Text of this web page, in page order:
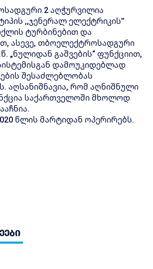
2 აღჭურვილია
,,ჯენერალ ელექტრიკის’’
ტურბინებით და
ასევე, თბოელექტროსადგური
„ნულიდან გაშვების“ ფუნქციით,
დამოუკიდებლად
შესაძლებლობას
აღსანიშნავია, რომ აღნიშნული
საქართველოში მხოლოდ
წლის მარტიდან ოპერირებს.